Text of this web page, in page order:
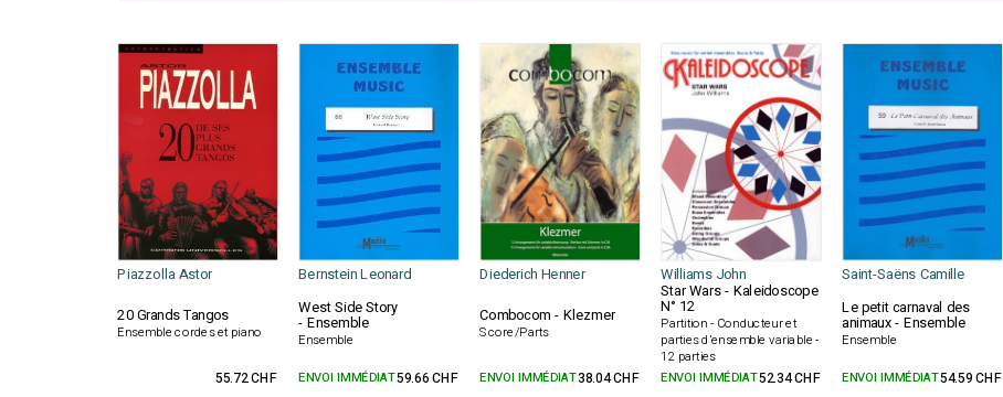
Piazzolla Astor Bernstein Leonard Diederich Henner Williams John Saint-Saëns Camille
20 Grands Tangos
Ensemble cordes et piano
West Side Story
- Ensemble
Ensemble
Combocom - Klezmer
Score/Parts
Star Wars - Kaleidoscope
N° 12
Partition - Conducteur et
parties d'ensemble variable -
12 parties
Le petit carnaval des
animaux - Ensemble
Ensemble
55.72 CHF ENVOI IMMÉDIAT59.66 CHF ENVOI IMMÉDIAT38.04 CHF ENVOI IMMÉDIAT52.34 CHF ENVOI IMMÉDIAT54.59 CHF